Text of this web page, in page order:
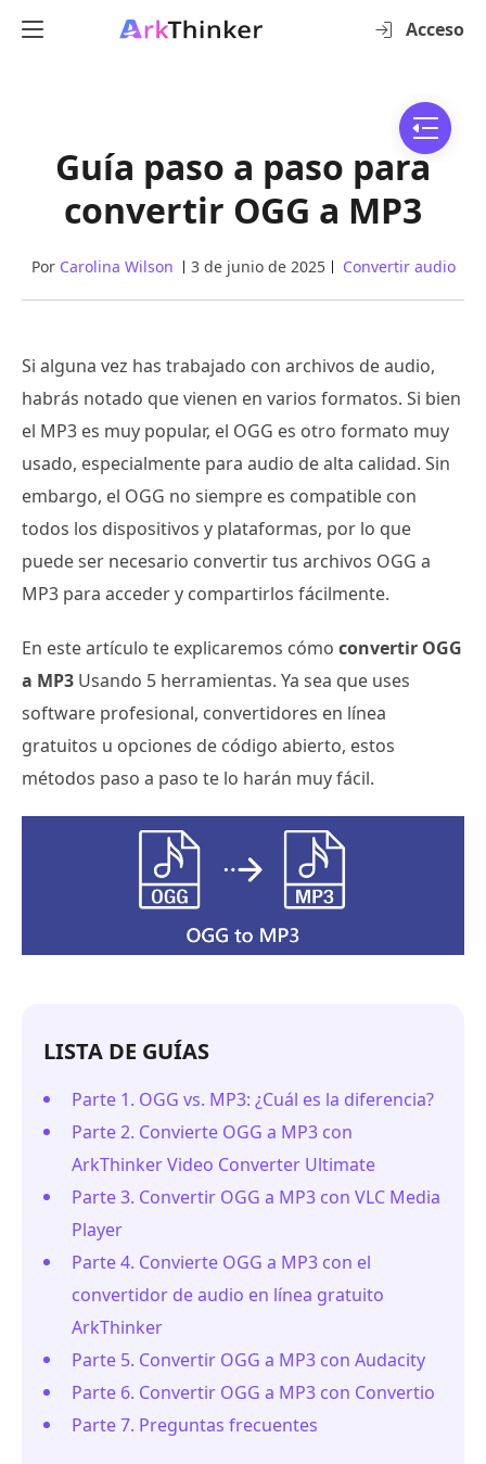
Acceso
Guía paso a paso para
convertir OGG a MP3
Por Carolina Wilson 3 de junio de 2025 Convertir audio
Si alguna vez has trabajado con archivos de audio,
habrás notado que vienen en varios formatos. Si bien
el MP3 es muy popular, el OGG es otro formato muy
usado, especialmente para audio de alta calidad. Sin
embargo, el OGG no siempre es compatible con
todos los dispositivos y plataformas, por lo que
puede ser necesario convertir tus archivos OGG a
MP3 para acceder y compartirlos fácilmente.
En este artículo te explicaremos cómo convertir OGG
a MP3 Usando 5 herramientas. Ya sea que uses
software profesional, convertidores en línea
gratuitos u opciones de código abierto, estos
métodos paso a paso te lo harán muy fácil.
LISTA DE GUÍAS
Parte 1. OGG vs. MP3: ¿Cuál es la diferencia?
Parte 2. Convierte OGG a MP3 con
ArkThinker Video Converter Ultimate
Parte 3. Convertir OGG a MP3 con VLC Media
Player
Parte 4. Convierte OGG a MP3 con el
convertidor de audio en línea gratuito
ArkThinker
Parte 5. Convertir OGG a MP3 con Audacity
Parte 6. Convertir OGG a MP3 con Convertio
Parte 7. Preguntas frecuentes